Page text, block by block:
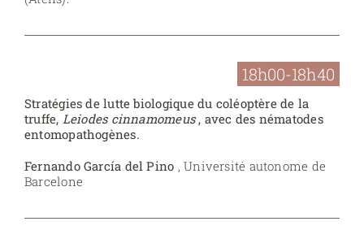
18h00-18h40
Stratégies de lutte biologique du coléoptère de la
truffe, Leiodes cinnamomeus, avec des nématodes
entomopathogènes.
Fernando García del Pino , Université autonome de
Barcelone